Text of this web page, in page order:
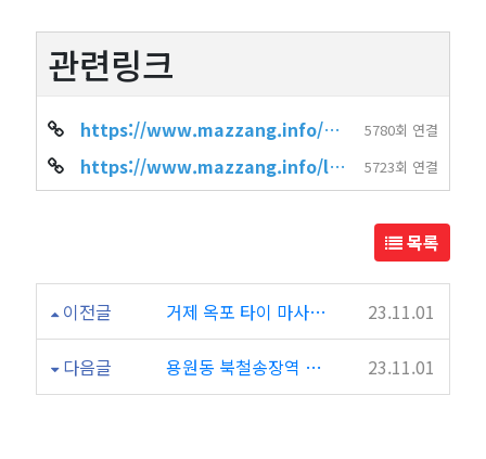
관련링크
https://www.mazzang.info/shop_info.php?wr_id=4409 5780회 연결
https://www.mazzang.info/location_shop.php?sido=%EC%84%9C%EC%9A%B8&gug… 5723회 연결
목록
이전글 거제 옥포 타이 마사지 K타이마사지 23.11.01
다음글 용원동 북철송장역 아로마 마사지 킹바디샵 23.11.01